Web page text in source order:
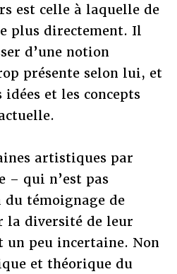
est celle à laquelle de
plus directement. Il
d’une notion
présente selon lui, et
et les concepts
artistiques par
– qui n’est pas
du témoignage de
la diversité de leur
peu incertaine. Non
et théorique du